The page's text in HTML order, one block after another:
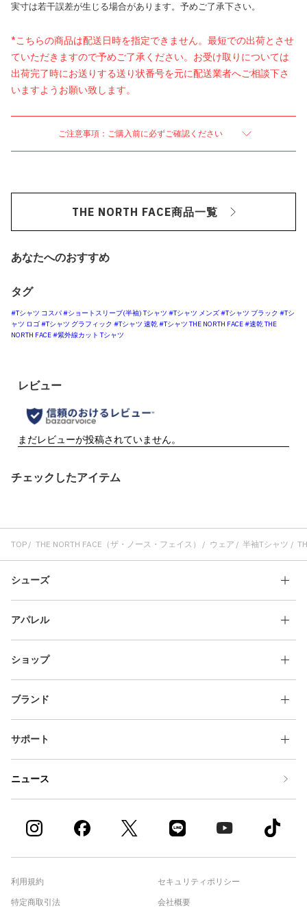
実寸は若干誤差が生じる場合があります。予めご了承下さい。
*こちらの商品は配送日時を指定できません。最短での出荷とさせ
ていただきますので予めご了承ください。お受け取りについては
出荷完了時にお送りする送り状番号を元に配送業者へご相談下さ
いますようお願い致します。
ご注意事項：ご購入前に必ずご確認ください
THE NORTH FACE商品一覧
あなたへのおすすめ
タグ
#Tシャツ コスパ#ショートスリーブ(半袖) Tシャツ #Tシャツ メンズ#Tシャツ ブラック #Tシ
ャツ ロゴ#Tシャツ グラフィック #Tシャツ 速乾#Tシャツ THE NORTH FACE#速乾 THE
NORTH FACE#紫外線カット Tシャツ
チェックしたアイテム
TOP THE NORTH FACE（ザ・ノース・フェイス） ウェア 半袖Tシャツ
シューズ
アパレル
ショップ
ブランド
サポート
ニュース
利用規約
特定商取引法
セキュリティポリシー
会社概要